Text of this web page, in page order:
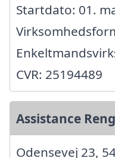
Startdato: 01.
CVR: 25194489
Assistance
Odensevej 23,